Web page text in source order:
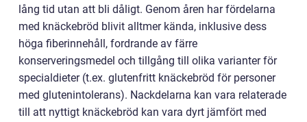
lång tid utan att bli dåligt. Genom åren har fördelarna
med knäckebröd blivit alltmer kända, inklusive dess
höga fiberinnehåll, fordrande av färre
konserveringsmedel och tillgång till olika varianter för
specialdieter (t.ex. glutenfritt knäckebröd för personer
med glutenintolerans). Nackdelarna kan vara relaterade
till att nyttigt knäckebröd kan vara dyrt jämfört med